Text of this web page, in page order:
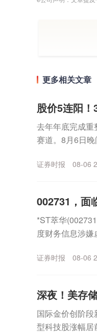
更多相关文章
股价5连阳
去年年底完成
赛道。8月6日
证券时报 08-06
002731，面
*ST萃华
度财务信息涉
证券时报 08-06
深夜！美存
国际金价创阶
型科技股涨幅居